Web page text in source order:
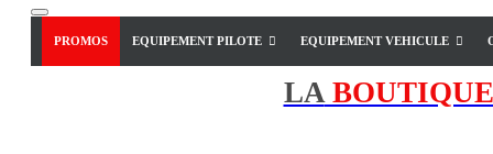
PROMOS EQUIPEMENT PILOTE EQUIPEMENT VEHICULE
LABOUTIQUE